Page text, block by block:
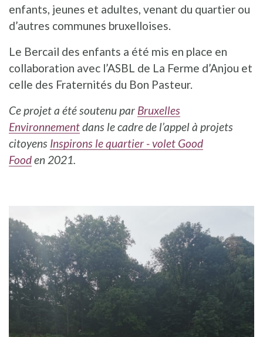
enfants, jeunes et adultes, venant du quartier ou
d’autres communes bruxelloises.
Le Bercail des enfants a été mis en place en
collaboration avec l’ASBL de La Ferme d’Anjou et
celle des Fraternités du Bon Pasteur.
Ce projet a été soutenupar Bruxelles
Environnementdans le cadre de l’appel à projets
citoyens Inspirons le quartier - volet Good
Fooden 2021.